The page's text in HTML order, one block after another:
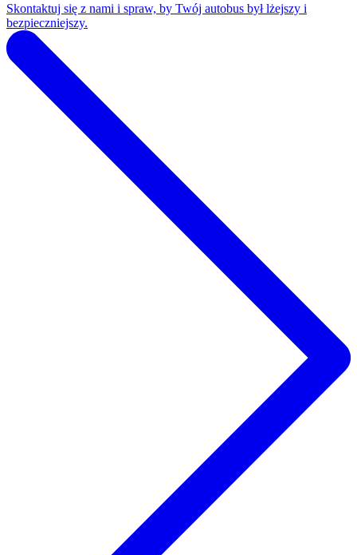
Skontaktuj się z nami i spraw, by Twój autobus był lżejszy i
bezpieczniejszy.